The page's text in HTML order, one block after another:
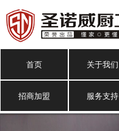
首页 关于我们
招商加盟 服务支持